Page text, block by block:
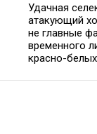
Удачная
атакующий
не главные
временного
красно-белых